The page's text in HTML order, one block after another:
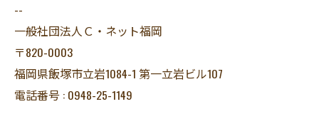
--
一般社団法人Ｃ・ネット福岡
〒820-0003
福岡県飯塚市立岩1084-1 第一立岩ビル107
電話番号 : 0948-25-1149